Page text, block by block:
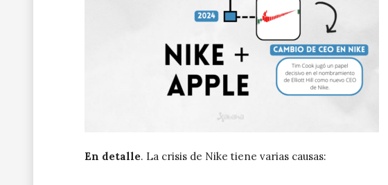
En detalle. La crisis de Nike tiene varias causas: